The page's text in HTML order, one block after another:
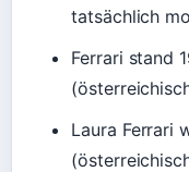
tatsächlich
Ferrari stand
Laura Ferrari